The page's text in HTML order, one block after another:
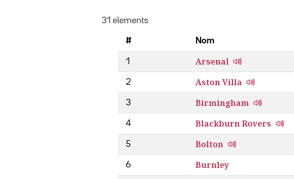
31 elements
# Nom
1 Arsenal
2 Aston Villa
3 Birmingham
4 Blackburn Rovers
5 Bolton
6 Burnley